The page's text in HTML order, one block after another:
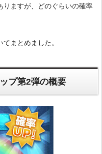
りますが、どのぐらいの確率
まとめました。
プ第2弾の概要